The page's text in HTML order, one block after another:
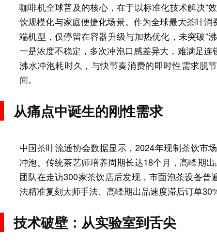
咖啡机全球普及的核心，在于以标准化技术解决“
饮规模化与家庭便捷化场景。​作为全球最大茶叶
端机型，仅停留在容器升级与加热优化，未突破“
一是浓度不稳定，多次冲泡口感差异大，难满足
沸水冲泡耗时久，与快节奏消费的即时性需求脱
间。
从痛点中诞生的刚性需求
中国茶叶流通协会数据显示，2024年现制茶饮市
冲泡。传统茶艺师培养周期长达18个月，高峰期
团队在走访300家茶饮店后发现，市面泡茶设备
法精准复刻大师手法、高峰期出品速度滞后订单
技术破壁：从实验室到舌尖